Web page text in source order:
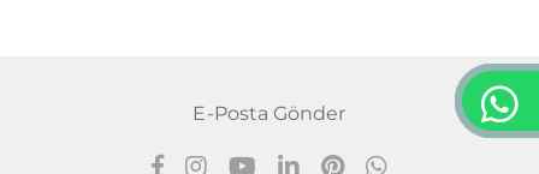
E-Posta Gönder